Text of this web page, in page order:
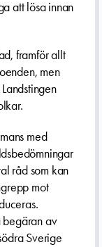
att lösa innan
framför allt
men
med
råd som kan
mot
begäran av
Sverige